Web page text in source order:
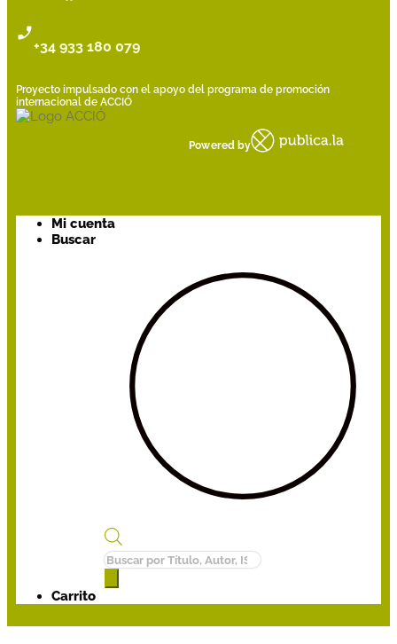
+34 933 180 079
Proyecto impulsado con el apoyo del programa de promoción
internacional de ACCIÓ
Powered by
Mi cuenta
Buscar
Búsqueda
de
productos
Carrito